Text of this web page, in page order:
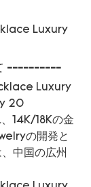
----------
14K/18Kの金
の開発と
中国の広州